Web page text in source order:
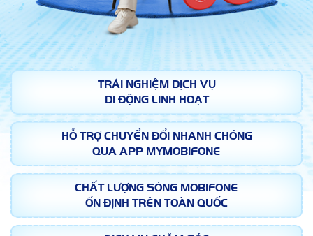
TRẢI NGHIỆM DỊCH VỤ
DI ĐỘNG LINH HOẠT
HỖ TRỢ CHUYỂN ĐỔI NHANH CHÓNG
QUA APP MYMOBIFONE
CHẤT LƯỢNG SÓNG MOBIFONE
ỔN ĐỊNH TRÊN TOÀN QUỐC